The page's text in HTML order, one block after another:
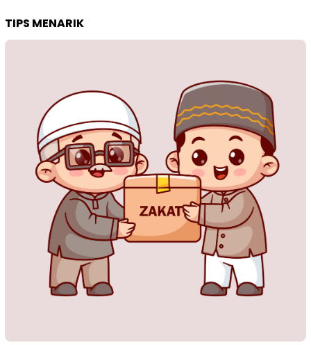
TIPS MENARIK